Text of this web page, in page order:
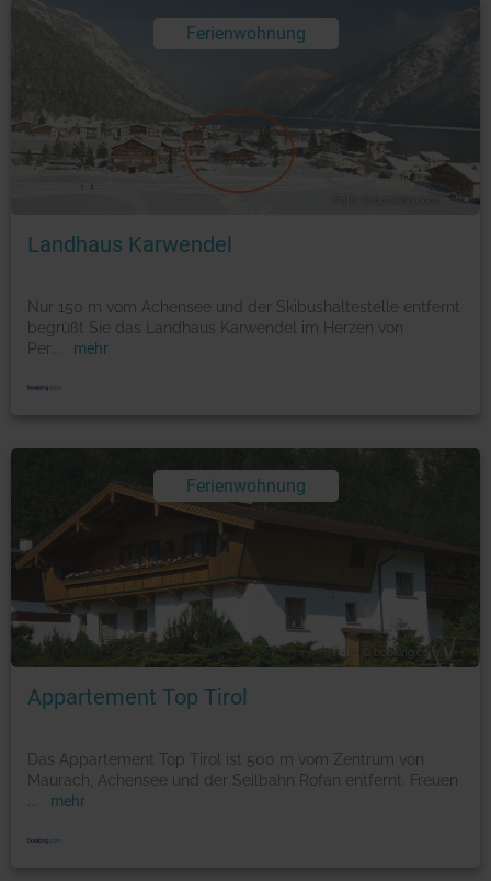
Ferienwohnung
Landhaus Karwendel
Nur 150 m vom Achensee und der Skibushaltestelle entfernt
begrüßt Sie das Landhaus Karwendel im Herzen von
Per
mehr
Ferienwohnung
Foto: © booking.com
Appartement Top Tirol
Das Appartement Top Tirol ist 500 m vom Zentrum von
Maurach, Achensee und der Seilbahn Rofan entfernt. Freuen
mehr